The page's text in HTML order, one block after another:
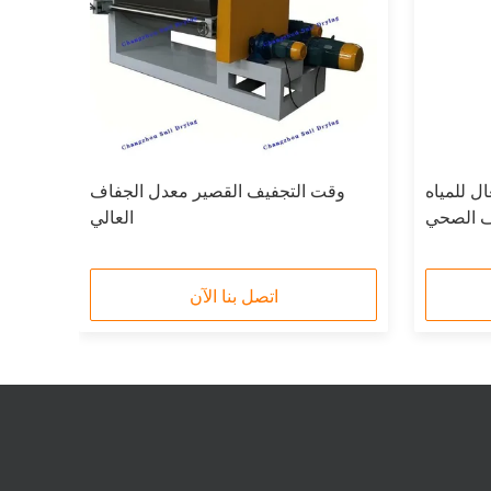
وقت التجفيف القصير معدل الجفاف
العالي
اتصل بنا الآن
للمياه
الصحي